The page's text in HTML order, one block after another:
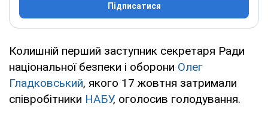
Підписатися
Колишній перший заступник секретаря Ради
національної безпеки і оборони Олег
Гладковський, якого 17 жовтня затримали
співробітники НАБУ, оголосив голодування.